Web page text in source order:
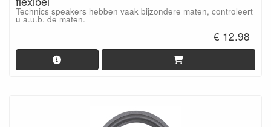
Technics speakers hebben vaak bijzondere maten, controleert
u a.u.b. de maten.
€ 12.98